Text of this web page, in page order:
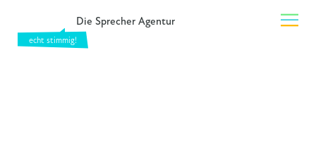
Die Sprecher Agentur